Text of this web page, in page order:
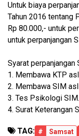
Untuk biaya
Tahun 2016 tentang
Rp 80.000,- untuk
untuk perpanjangan
Syarat perpanjangan
1. Membawa KTP
2. Membawa SIM
3. Tes Psikologi SIM.
4. Surat Keterangan
TAG: # Samsat